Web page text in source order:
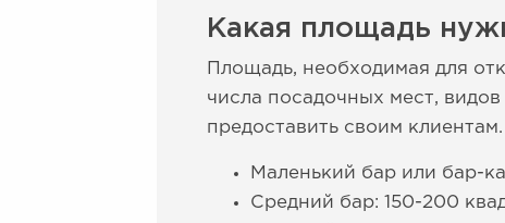
Какая площадь
Площадь, необходимая для
числа посадочных мест,
предоставить своим
Маленький бар или бар-
Средний бар: 150-200